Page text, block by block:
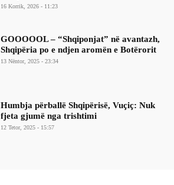
16 Korrik, 2026 - 11:23
GOOOOOL – “Shqiponjat” në avantazh,
Shqipëria po e ndjen aromën e Botërorit
13 Nëntor, 2025 - 23:34
Humbja përballë Shqipërisë, Vuçiç: Nuk
fjeta gjumë nga trishtimi
12 Tetor, 2025 - 15:57